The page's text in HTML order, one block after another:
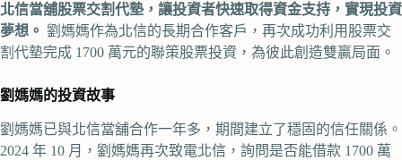
北信當舖股票交割代墊，讓投資者快速取得資金支持，實現投資
夢想。 劉媽媽作為北信的長期合作客戶，再次成功利用股票交
割代墊完成 1700 萬元的聯策股票投資，為彼此創造雙贏局面。
劉媽媽的投資故事
劉媽媽已與北信當舖合作一年多，期間建立了穩固的信任關係。
2024 年 10 月，劉媽媽再次致電北信，詢問是否能借款 1700 萬